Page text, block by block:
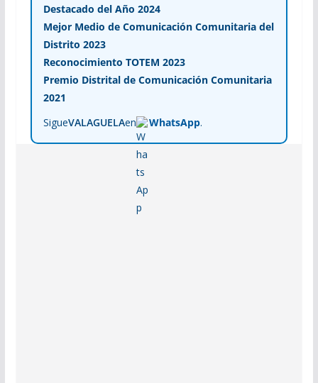
Destacado del Año 2024
Mejor Medio de Comunicación Comunitaria del
Distrito 2023
Reconocimiento TOTEM 2023
Premio Distrital de Comunicación Comunitaria
2021
SigueVALAGUELAen WhatsApp.